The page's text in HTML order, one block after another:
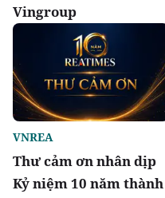
Vingroup
Thư cảm ơn nhân dịp
Kỷ niệm 10 năm thành
VNREA